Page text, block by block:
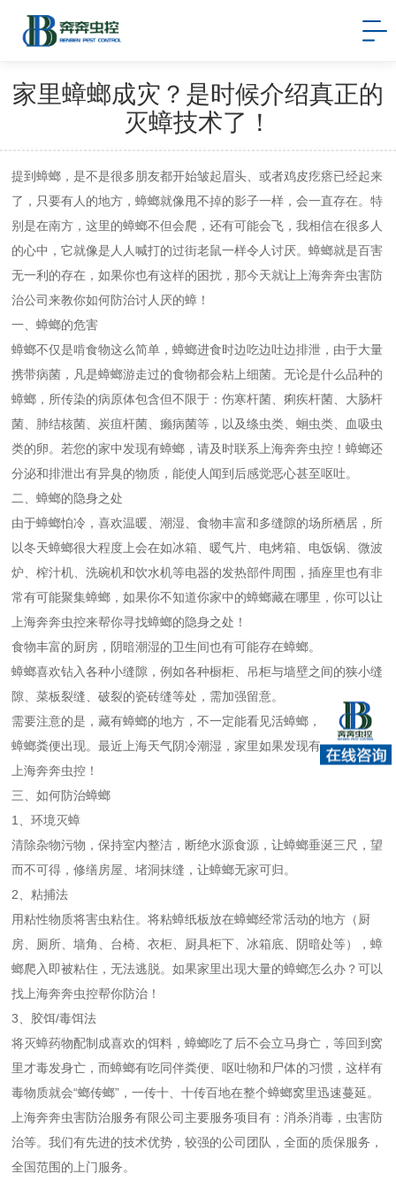
家里蟑螂成灾？是时候介绍真正的
灭蟑技术了！
提到蟑螂，是不是很多朋友都开始皱起眉头、或者鸡皮疙瘩已经起来
了，只要有人的地方，蟑螂就像甩不掉的影子一样，会一直存在。特
别是在南方，这里的蟑螂不但会爬，还有可能会飞，我相信在很多人
的心中，它就像是人人喊打的过街老鼠一样令人讨厌。蟑螂就是百害
无一利的存在，如果你也有这样的困扰，那今天就让上海奔奔虫害防
治公司来教你如何防治讨人厌的蟑！
一、蟑螂的危害
蟑螂不仅是啃食物这么简单，蟑螂进食时边吃边吐边排泄，由于大量
携带病菌，凡是蟑螂游走过的食物都会粘上细菌。无论是什么品种的
蟑螂，所传染的病原体包含但不限于：伤寒杆菌、痢疾杆菌、大肠杆
菌、肺结核菌、炭疽杆菌、癞病菌等，以及绦虫类、蛔虫类、血吸虫
类的卵。若您的家中发现有蟑螂，请及时联系上海奔奔虫控！蟑螂还
分泌和排泄出有异臭的物质，能使人闻到后感觉恶心甚至呕吐。
二、蟑螂的隐身之处
由于蟑螂怕冷，喜欢温暖、潮湿、食物丰富和多缝隙的场所栖居，所
以冬天蟑螂很大程度上会在如冰箱、暖气片、电烤箱、电饭锅、微波
炉、榨汁机、洗碗机和饮水机等电器的发热部件周围，插座里也有非
常有可能聚集蟑螂，如果你不知道你家中的蟑螂藏在哪里，你可以让
上海奔奔虫控来帮你寻找蟑螂的隐身之处！
食物丰富的厨房，阴暗潮湿的卫生间也有可能存在蟑螂。
蟑螂喜欢钻入各种小缝隙，例如各种橱柜、吊柜与墙壁之间的狭小缝
隙、菜板裂缝、破裂的瓷砖缝等处，需加强留意。
需要注意的是，藏有蟑螂的地方，不一定能看见活蟑螂，但一般会有
蟑螂粪便出现。最近上海天气阴冷潮湿，家里如果发现有蟑螂可以找
上海奔奔虫控！
三、如何防治蟑螂
1、环境灭蟑
清除杂物污物，保持室内整洁，断绝水源食源，让蟑螂垂涎三尺，望
而不可得，修缮房屋、堵洞抹缝，让蟑螂无家可归。
2、粘捕法
用粘性物质将害虫粘住。将粘蟑纸板放在蟑螂经常活动的地方（厨
房、厕所、墙角、台椅、衣柜、厨具柜下、冰箱底、阴暗处等），蟑
螂爬入即被粘住，无法逃脱。如果家里出现大量的蟑螂怎么办？可以
找上海奔奔虫控帮你防治！
3、胶饵/毒饵法
将灭蟑药物配制成喜欢的饵料，蟑螂吃了后不会立马身亡，等回到窝
里才毒发身亡，而蟑螂有吃同伴粪便、呕吐物和尸体的习惯，这样有
毒物质就会“螂传螂” ，一传十、十传百地在整个蟑螂窝里迅速蔓延。
上海奔奔虫害防治服务有限公司主要服务项目有：消杀消毒，虫害防
治等。我们有先进的技术优势，较强的公司团队，全面的质保服务，
全国范围的上门服务。